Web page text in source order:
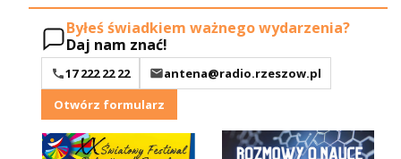
Byłeś świadkiem ważnego wydarzenia?
Daj nam znać!
17 222 22 22
antena@radio.rzeszow.pl
Otwórz formularz